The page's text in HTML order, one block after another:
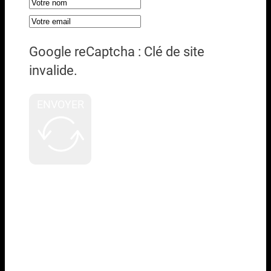
Google reCaptcha : Clé de site
invalide.